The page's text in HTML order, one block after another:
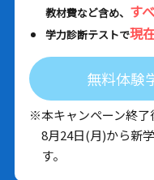
教材費など含め、 す
学力診断テストで現
無料体験
※本キャンペーン終了
8月24日(月)から新
す。